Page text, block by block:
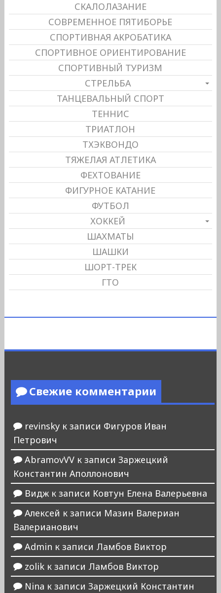
СКАЛОЛАЗАНИЕ
СОВРЕМЕННОЕ ПЯТИБОРЬЕ
СПОРТИВНАЯ АКРОБАТИКА
СПОРТИВНОЕ ОРИЕНТИРОВАНИЕ
СПОРТИВНЫЙ ТУРИЗМ
СТРЕЛЬБА
ТАНЦЕВАЛЬНЫЙ СПОРТ
ТЕННИС
ТРИАТЛОН
ТХЭКВОНДО
ТЯЖЕЛАЯ АТЛЕТИКА
ФЕХТОВАНИЕ
ФИГУРНОЕ КАТАНИЕ
ФУТБОЛ
ХОККЕЙ
ШАХМАТЫ
ШАШКИ
ШОРТ-ТРЕК
ГТО
Свежие комментарии
revinskyк записи Фигуров Иван
Петрович
AbramovVVк записи Заржецкий
Константин Аполлонович
Виджк записи Ковтун Елена Валерьевна
Алексей к записи Мазин Валериан
Валерианович
Admin к записи Ламбов Виктор
zolikк записи Ламбов Виктор
Nina к записи Заржецкий Константин